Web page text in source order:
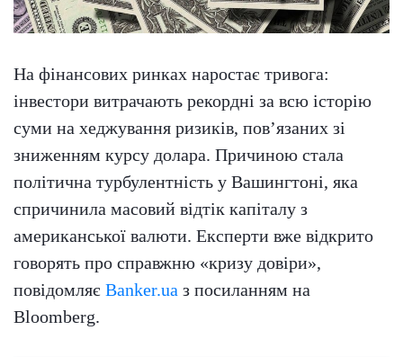
На фінансових ринках наростає тривога:
інвестори витрачають рекордні за всю історію
суми на хеджування ризиків, пов’язаних зі
зниженням курсу долара. Причиною стала
політична турбулентність у Вашингтоні, яка
спричинила масовий відтік капіталу з
американської валюти. Експерти вже відкрито
говорять про справжню «кризу довіри»,
повідомляє Banker.ua з посиланням на
Bloomberg.